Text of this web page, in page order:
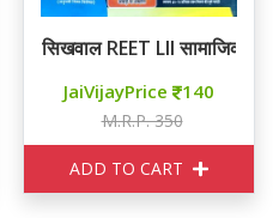
शिक्षण विधियाँ
सिखवाल REET LII सामाजिक
JaiVijayPrice 140
M.R.P. 350
ADD TO CART